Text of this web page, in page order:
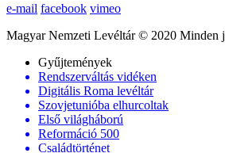
e-mail facebook vimeo
Magyar Nemzeti Levéltár © 2020 Minden
Gyűjtemények
Rendszerváltás vidéken
Digitális Roma levéltár
Szovjetunióba elhurcoltak
Első világháború
Reformáció 500
Családtörténet